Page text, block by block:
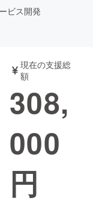
ト
されます
音楽
ゲーム・サ
ビス開発
現在の支援総
額
308,
000
円